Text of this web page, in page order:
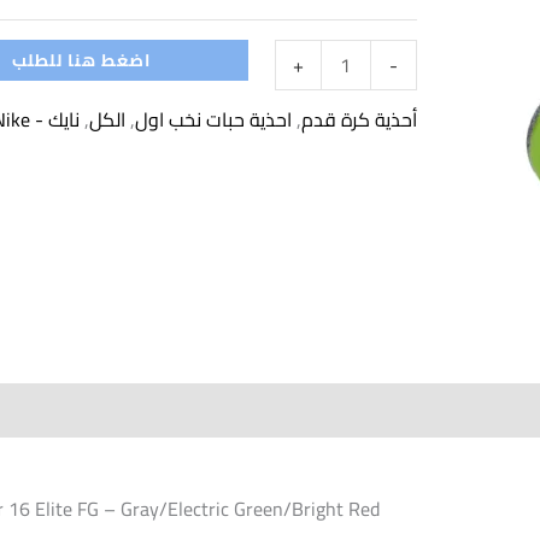
-
Vapor
Elite
FG
+ اضغط هنا للطلب
أحذية كرة قدم,احذية حبات نخب اول,الكل,نايك - Nike
Elite FG – Gray/Electric Green/Bright Red